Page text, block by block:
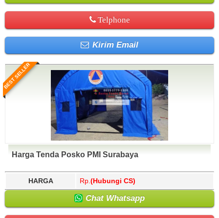
Telphone
Kirim Email
BEST SELLER
Harga Tenda Posko PMI Surabaya
HARGA Rp. (Hubungi CS)
Chat Whatsapp